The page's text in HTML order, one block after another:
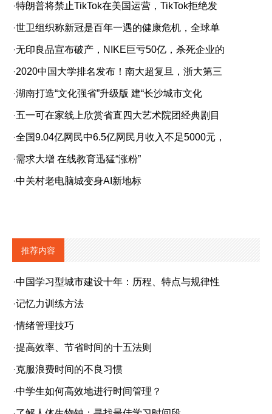
·特朗普将禁止TikTok在美国运营，TikTok拒绝发
·世卫组织称新冠是百年一遇的健康危机，全球单
·无印良品宣布破产，NIKE巨亏50亿，杀死企业的
·2020中国大学排名发布！南大超复旦，浙大第三
·湖南打造“文化强省”升级版 建“长沙城市文化
·五一可在家线上欣赏省直四大艺术院团经典剧目
·全国9.04亿网民中6.5亿网民月收入不足5000元，
·需求大增 在线教育迅猛“涨粉”
·中关村老电脑城变身AI新地标
推荐内容
·中国学习型城市建设十年：历程、特点与规律性
·记忆力训练方法
·情绪管理技巧
·提高效率、节省时间的十五法则
·克服浪费时间的不良习惯
·中学生如何高效地进行时间管理？